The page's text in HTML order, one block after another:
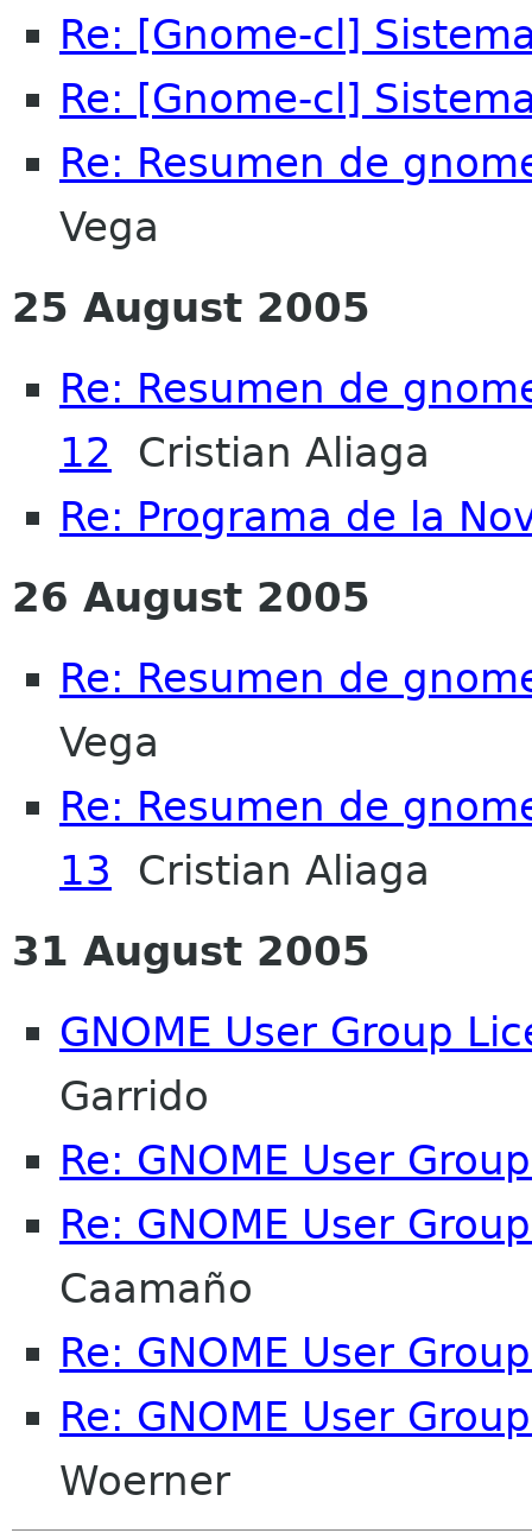
Re: [Gnome-cl]
Re: [Gnome-cl]
Re: Resumen de
Vega
25 August 2005
Re: Resumen de
12 Cristian Aliaga
Re: Programa de la
26 August 2005
Re: Resumen de
Vega
Re: Resumen de
13 Cristian Aliaga
31 August 2005
GNOME User Group
Garrido
Re: GNOME User
Re: GNOME User
Caamaño
Re: GNOME User
Re: GNOME User
Woerner